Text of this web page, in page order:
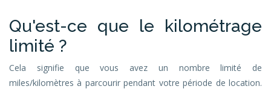
Qu'est-ce que le kilométrage
limité ?
Cela signifie que vous avez un nombre limité de
miles/kilomètres à parcourir pendant votre période de location.